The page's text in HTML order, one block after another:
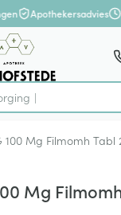
Apothekersadvies
100 Mg Filmomh Tabl
Mg